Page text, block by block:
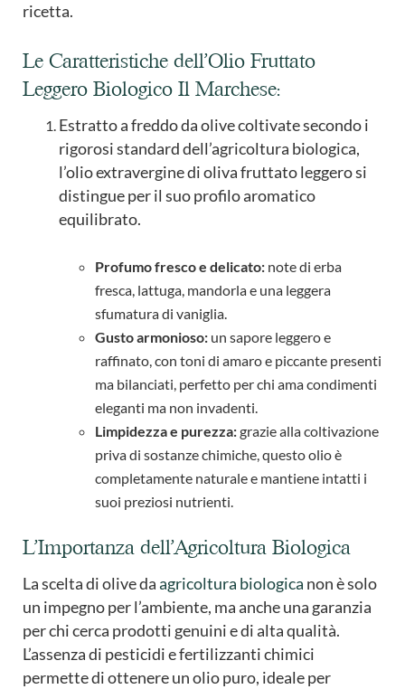
ricetta.
Le Caratteristiche dell’Olio Fruttato
Leggero Biologico Il Marchese:
Estratto a freddo da olive coltivate secondo i
rigorosi standard dell’agricoltura biologica,
l’olio extravergine di oliva fruttato leggero si
distingue per il suo profilo aromatico
equilibrato.
Profumo fresco e delicato: note di erba
fresca, lattuga, mandorla e una leggera
sfumatura di vaniglia.
Gusto armonioso: un sapore leggero e
raffinato, con toni di amaro e piccante presenti
ma bilanciati, perfetto per chi ama condimenti
eleganti ma non invadenti.
Limpidezza e purezza:grazie alla coltivazione
priva di sostanze chimiche, questo olio è
completamente naturale e mantiene intatti i
suoi preziosi nutrienti.
L’Importanza dell’Agricoltura Biologica
La scelta di olive daagricoltura biologica non è solo
un impegno per l’ambiente, ma anche una garanzia
per chi cerca prodotti genuini e di alta qualità.
L’assenza di pesticidi e fertilizzanti chimici
permette di ottenere un olio puro, ideale per